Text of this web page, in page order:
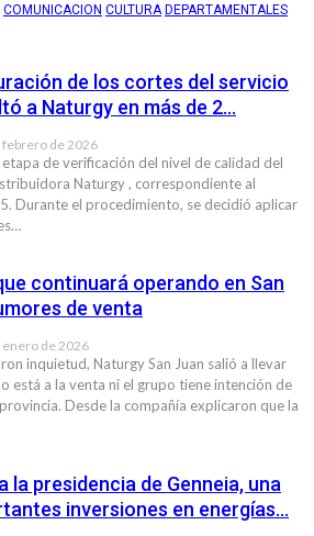
COMUNICACION CULTURA DEPARTAMENTALES
de los cortes del servicio
a Naturgy en más de 2…
de 2026
etapa de verificación del nivel de calidad del
Naturgy , correspondiente al
Durante el procedimiento, se decidió aplicar
continuará operando en San
de venta
de 2026
inquietud, Naturgy San Juan salió a llevar
está a la venta ni el grupo tiene intención de
Desde la compañía explicaron que la
la presidencia de Genneia, una
inversiones en energías…